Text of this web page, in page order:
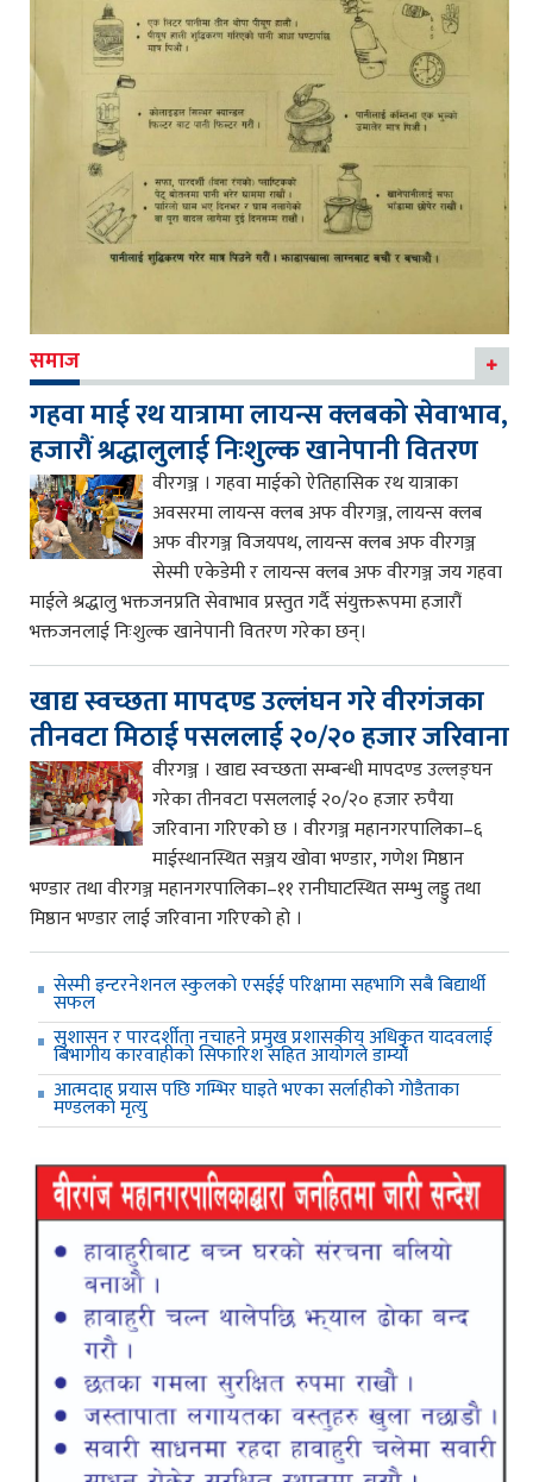
समाज
गहवा माई रथ यात्रामा लायन्स क्लबको सेवाभाव,
हजारौं श्रद्धालुलाई निःशुल्क खानेपानी वितरण
वीरगञ्ज । गहवा माईको ऐतिहासिक रथ यात्राका
अवसरमा लायन्स क्लब अफ वीरगञ्ज, लायन्स क्लब
अफ वीरगञ्ज विजयपथ, लायन्स क्लब अफ वीरगञ्ज
सेस्मी एकेडेमी र लायन्स क्लब अफ वीरगञ्ज जय गहवा
माईले श्रद्धालु भक्तजनप्रति सेवाभाव प्रस्तुत गर्दै संयुक्तरूपमा हजारौं
भक्तजनलाई निःशुल्क खानेपानी वितरण गरेका छन्।
खाद्य स्वच्छता मापदण्ड उल्लंघन गरे वीरगंजका
तीनवटा मिठाई पसललाई २०/२० हजार जरिवाना
वीरगञ्ज । खाद्य स्वच्छता सम्बन्धी मापदण्ड उल्लङ्घन
गरेका तीनवटा पसललाई २०/२० हजार रुपैया
जरिवाना गरिएको छ । वीरगञ्ज महानगरपालिका–६
माईस्थानस्थित सञ्जय खोवा भण्डार, गणेश मिष्ठान
भण्डार तथा वीरगञ्ज महानगरपालिका–११ रानीघाटस्थित सम्भु लड्डु तथा
मिष्ठान भण्डार लाई जरिवाना गरिएको हो ।
सेस्मी इन्टरनेशनल स्कुलको एसईई परिक्षामा सहभागि सबै बिद्यार्थी
सफल
सुशासन र पारदर्शीता नचाहने प्रमुख प्रशासकीय अधिकृत यादवलाई
बिभागीय कारवाहीको सिफारिश सहित आयोगले डाम्यो
आत्मदाह प्रयास पछि गम्भिर घाइते भएका सर्लाहीको गोडैताका
मण्डलको मृत्यु